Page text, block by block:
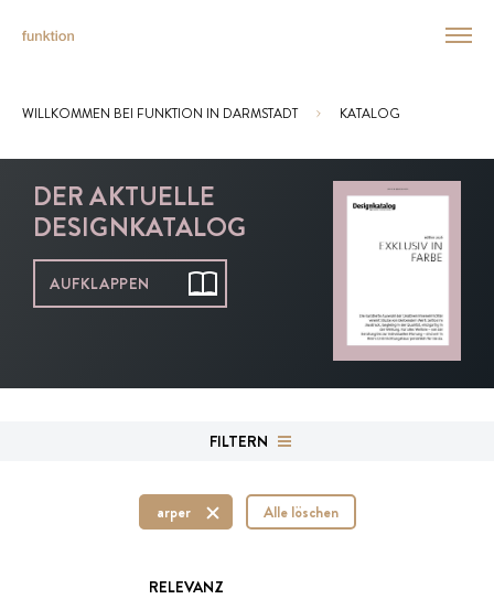
Sie sind hier:
WILLKOMMEN BEI FUNKTION IN DARMSTADT KATALOG
DER AKTUELLE
DESIGNKATALOG
AUFKLAPPEN
FILTERN
arper Alle löschen
RELEVANZ